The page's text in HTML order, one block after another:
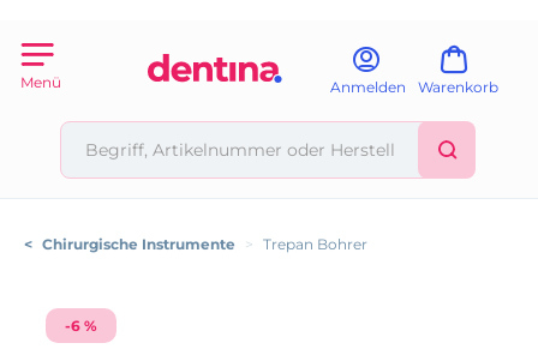
Menü Anmelden Warenkorb
< Chirurgische Instrumente > Trepan Bohrer
-6 %